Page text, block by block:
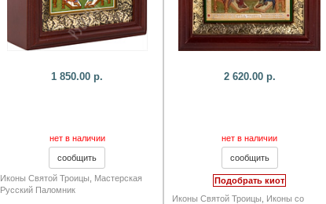
1 850.00 р.
нет в наличии
Иконы Святой Троицы
Мастерская
Русский Паломник
2 620.00 р.
нет в наличии
Подобрать киот
Иконы Святой Троицы
Иконы со